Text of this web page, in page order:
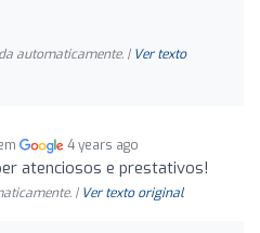
automaticamente. | Ver texto
4 years ago
atenciosos e prestativos!
| Ver texto original